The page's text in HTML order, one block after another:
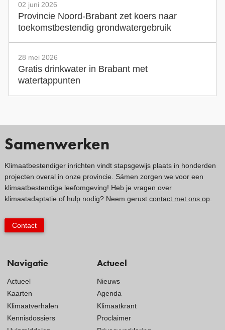
02 juni 2026
Provincie Noord-Brabant zet koers naar
toekomstbestendig grondwatergebruik
28 mei 2026
Gratis drinkwater in Brabant met
watertappunten
Navigatie
Actueel
Kaarten
Klimaatverhalen
Kennisdossiers
Actueel
Nieuws
Agenda
Klimaatkrant
Proclaimer
Samenwerken
Klimaatbestendiger inrichten vindt stapsgewijs plaats in honderden
projecten overal in onze provincie. Sámen zorgen we voor een
klimaatbestendige leefomgeving! Heb je vragen over
klimaatadaptatie of hulp nodig? Neem gerust contact met ons op.
Contact